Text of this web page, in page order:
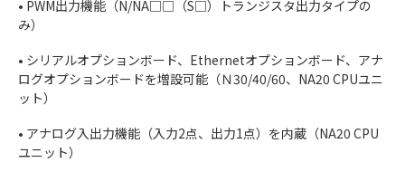
• PWM出力機能（N/NA□□（S□）トランジスタ出力タイプの
み）
• シリアルオプションボード、Ethernetオプションボード、アナ
ログオプションボードを増設可能（Ｎ30/40/60、NA20 CPUユニ
ット）
• アナログ入出力機能（入力2点、出力1点）を内蔵（NA20 CPU
ユニット）